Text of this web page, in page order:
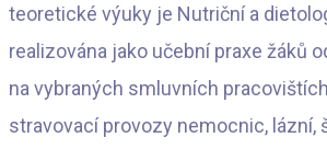
teoretické výuky je Nutriční a
realizována jako učební praxe žáků
na vybraných smluvních
stravovací provozy nemocnic, lázní,